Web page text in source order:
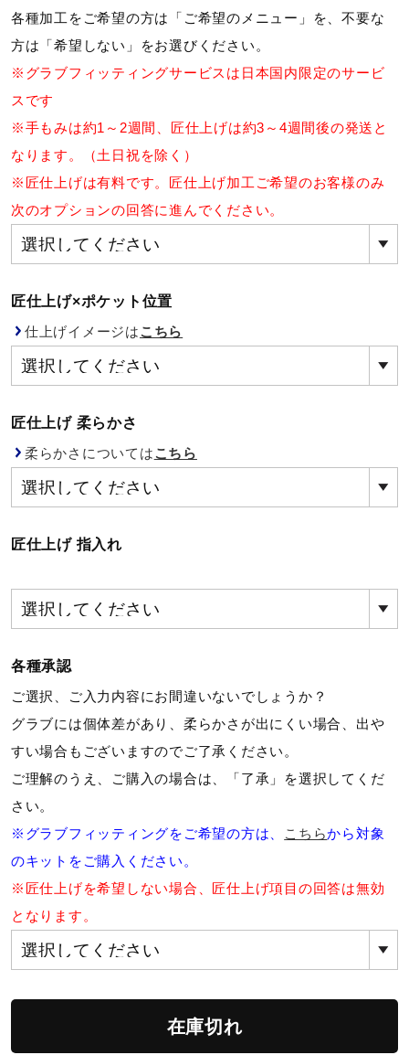
寝具／ミズノスリープ
アウトドア／レイン
サポーター
健康／エクササイズ
メディカル
コラボ／ライセンス
その他
直営店一覧
取扱店一覧
各種加工をご希望の方は「ご希望のメニュー」を、不要な
方は「希望しない」をお選びください。
※グラブフィッティングサービスは日本国内限定のサービ
スです
※手もみは約1～2週間、匠仕上げは約3～4週間後の発送と
なります。（土日祝を除く）
※匠仕上げは有料です。匠仕上げ加工ご希望のお客様のみ
次のオプションの回答に進んでください。
匠仕上げ×ポケット位置
仕上げイメージはこちら
匠仕上げ 柔らかさ
柔らかさについてはこちら
匠仕上げ 指入れ
各種承認
ご選択、ご入力内容にお間違いないでしょうか？
グラブには個体差があり、柔らかさが出にくい場合、出や
すい場合もございますのでご了承ください。
ご理解のうえ、ご購入の場合は、「了承」を選択してくだ
さい。
※グラブフィッティングをご希望の方は、
こちらから対象
のキットをご購入ください。
※匠仕上げを希望しない場合、匠仕上げ項目の回答は無効
となります。
在庫切れ